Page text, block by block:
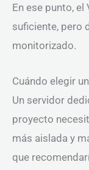
En ese punto,
suficiente, pero
monitorizado.
Cuándo elegir
Un servidor
proyecto
más aislada y
que